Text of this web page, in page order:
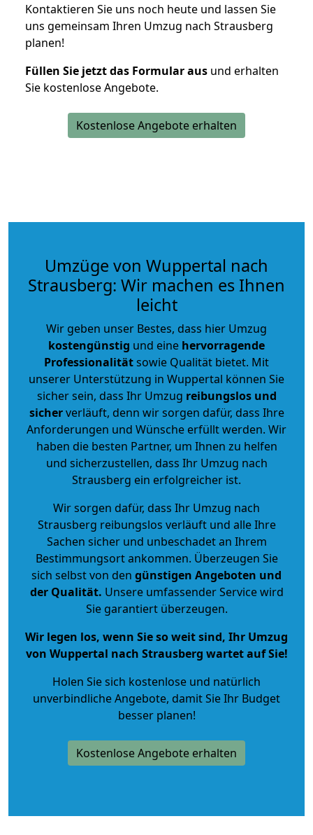
Kontaktieren Sie uns noch heute und lassen Sie
uns gemeinsam Ihren Umzug nach Strausberg
planen!
Füllen Sie jetzt das Formular aus und erhalten
Sie kostenlose Angebote.
Kostenlose Angebote erhalten
Umzüge von Wuppertal nach
Strausberg: Wir machen es Ihnen
leicht
Wir geben unser Bestes, dass hier Umzug
kostengünstig und eine hervorragende
Professionalitätsowie Qualität bietet. Mit
unserer Unterstützung in Wuppertal können Sie
sicher sein, dass Ihr Umzug reibungslos und
sicherverläuft, denn wir sorgen dafür, dass Ihre
Anforderungen und Wünsche erfüllt werden. Wir
haben die besten Partner, um Ihnen zu helfen
und sicherzustellen, dass Ihr Umzug nach
Strausberg ein erfolgreicher ist.
Wir sorgen dafür, dass Ihr Umzug nach
Strausberg reibungslos verläuft und alle Ihre
Sachen sicher und unbeschadet an Ihrem
Bestimmungsort ankommen. Überzeugen Sie
sich selbst von den günstigen Angeboten und
der Qualität. Unsere umfassender Service wird
Sie garantiert überzeugen.
Wir legen los, wenn Sie so weit sind, Ihr Umzug
von Wuppertal nach Strausberg wartet auf Sie!
Holen Sie sich kostenlose und natürlich
unverbindliche Angebote, damit Sie Ihr Budget
besser planen!
Kostenlose Angebote erhalten